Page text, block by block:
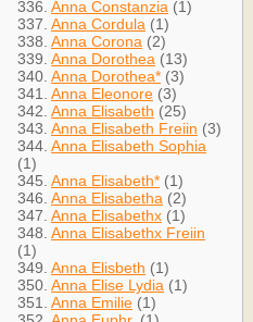
336. Anna Constanzia (1)
337. Anna Cordula (1)
338. Anna Corona (2)
339. Anna Dorothea (13)
340. Anna Dorothea* (3)
341. Anna Eleonore (3)
342. Anna Elisabeth (25)
343. Anna Elisabeth Freiin (3)
344. Anna Elisabeth Sophia
(1)
345. Anna Elisabeth* (1)
346. Anna Elisabetha (2)
347. Anna Elisabethx (1)
348. Anna Elisabethx Freiin
(1)
349. Anna Elisbeth (1)
350. Anna Elise Lydia (1)
351. Anna Emilie (1)